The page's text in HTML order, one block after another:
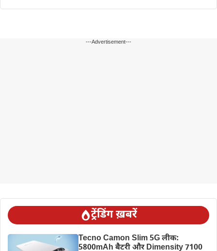
---Advertisement---
ट्रेंडिंग ख़बरें
Tecno Camon Slim 5G लीक:
5800mAh बैटरी और Dimensity 7100